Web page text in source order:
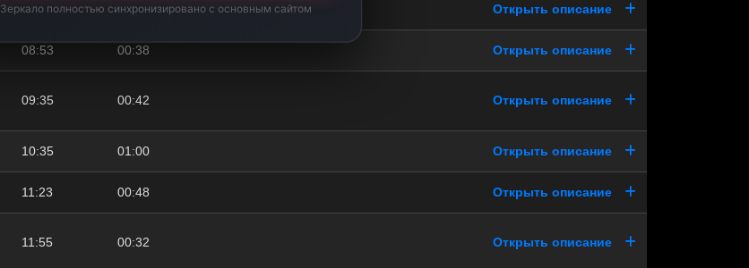
08:15 00:37 Открыть описание
08:53 00:38 Открыть описание
09:35 00:42 Открыть описание
10:35 01:00 Открыть описание
11:23 00:48 Открыть описание
11:55 00:32 Открыть описание
Зеркало полностью синхронизировано с основным сайтом